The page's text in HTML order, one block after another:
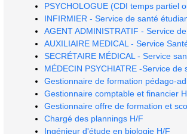
PSYCHOLOGUE (CDI temps partiel
INFIRMIER - Service de santé
AGENT ADMINISTRATIF - Service
AUXILIAIRE MEDICAL - Service
SECRÉTAIRE MÉDICAL - Service
MÉDECIN PSYCHIATRE -Service de
Gestionnaire de formation pédago-
Gestionnaire comptable et financier
Gestionnaire offre de formation et
Chargé des plannings H/F
Ingénieur d'étude en biologie H/F